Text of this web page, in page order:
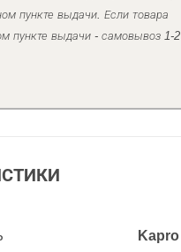
пункте выдачи. Если товара
пункте выдачи - самовывоз 1-2
Kapro